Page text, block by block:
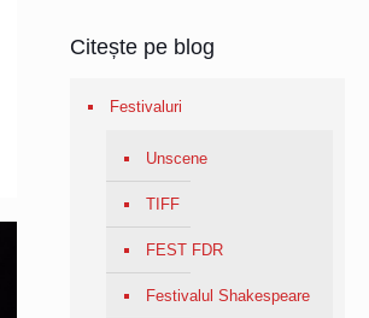
Citește pe blog
Festivaluri
Unscene
TIFF
FEST FDR
Festivalul Shakespeare